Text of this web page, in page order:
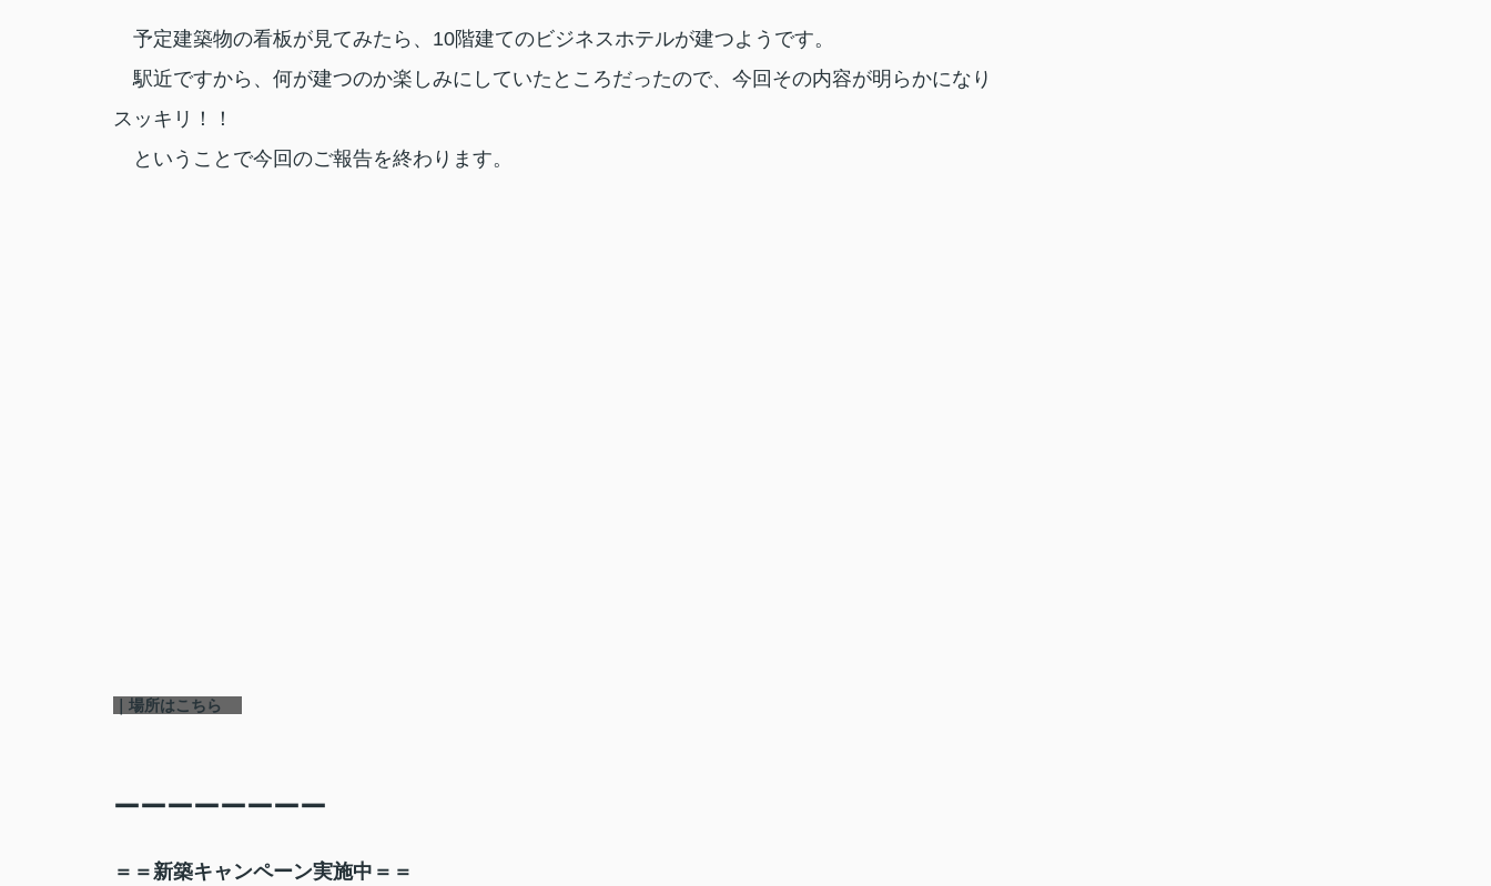
予定建築物の看板が見てみたら、10階建てのビジネスホテルが建つようです。
駅近ですから、何が建つのか楽しみにしていたところだったので、今回その内容が明らかになり
スッキリ！！
ということで今回のご報告を終わります。
｜場所はこちら
ーーーーーーーー
＝＝新築キャンペーン実施中＝＝